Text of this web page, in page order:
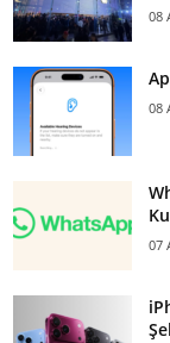
08
08
07